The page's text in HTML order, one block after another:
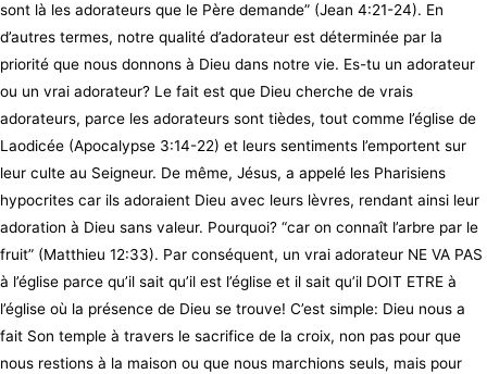
sont là les adorateurs que le Père demande” (Jean 4:21-24). En
d’autres termes, notre qualité d’adorateur est déterminée par la
priorité que nous donnons à Dieu dans notre vie. Es-tu un adorateur
ou un vrai adorateur? Le fait est que Dieu cherche de vrais
adorateurs, parce les adorateurs sont tièdes, tout comme l’église de
Laodicée (Apocalypse 3:14-22) et leurs sentiments l’emportent sur
leur culte au Seigneur. De même, Jésus, a appelé les Pharisiens
hypocrites car ils adoraient Dieu avec leurs lèvres, rendant ainsi leur
adoration à Dieu sans valeur. Pourquoi? “car on connaît l’arbre par le
fruit” (Matthieu 12:33). Par conséquent, un vrai adorateur NE VA PAS
à l’église parce qu’il sait qu’il est l’église et il sait qu’il DOIT ETRE à
l’église où la présence de Dieu se trouve! C’est simple: Dieu nous a
fait Son temple à travers le sacrifice de la croix, non pas pour que
nous restions à la maison ou que nous marchions seuls, mais pour